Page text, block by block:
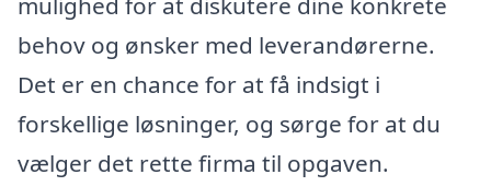
behov og ønsker med leverandørerne.
Det er en chance for at få indsigt i
forskellige løsninger, og sørge for at du
vælger det rette firma til opgaven.